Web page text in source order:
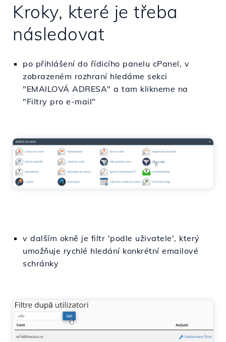
Kroky, které je třeba
následovat
po přihlášení do řídicího panelu cPanel, v
zobrazeném rozhraní hledáme sekci
"EMAILOVÁ ADRESA" a tam klikneme na
"Filtry pro e-mail"
v dalším okně je filtr 'podle uživatele', který
umožňuje rychlé hledání konkrétní emailové
schránky